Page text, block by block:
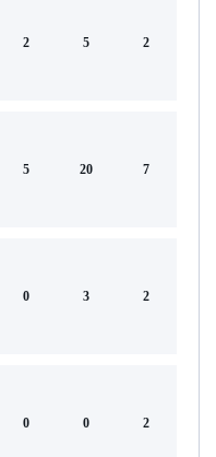
2 5 2
5 20 7
0 3 2
0 0 2